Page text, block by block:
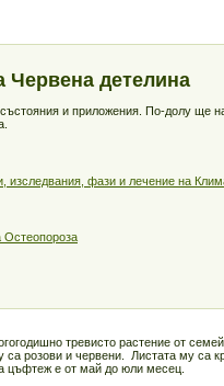
Червена детелина
и приложения. По-долу ще
фази и лечение на
тревисто растение от
розови и червени. Листата му са
цъфтеж е от май до юли месец.